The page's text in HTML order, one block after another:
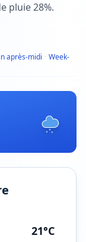
pluie 28%.
après-midi · Week-
21°C